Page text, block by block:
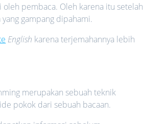
oleh pembaca. Oleh karena itu setelah
gampang dipahami.
English karena terjemahannya lebih
merupakan sebuah teknik
pokok dari sebuah bacaan.